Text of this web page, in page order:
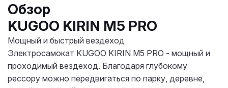
Обзор
KUGOO KIRIN M5 PRO
Мощный и быстрый вездеход
Электросамокат KUGOO KIRIN M5 PRO - мощный и
проходимый вездеход. Благодаря глубокому
рессору можно передвигаться по парку, деревне,